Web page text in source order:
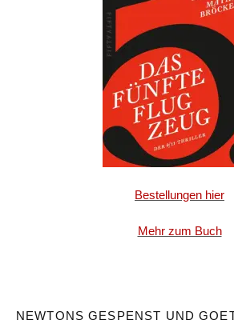
Bestellungen hier
Mehr zum Buch
NEWTONS GESPENST UND